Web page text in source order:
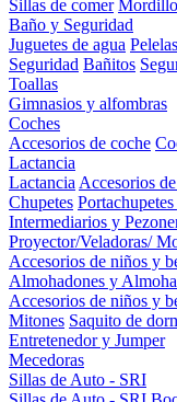
Sillas de comer
Baño y Seguridad
Juguetes de agua Pelelas
Seguridad Bañitos
Toallas
Gimnasios y alfombras
Coches
Accesorios de coche
Lactancia
Lactancia Accesorios
Chupetes
Intermediarios y
Proyector/Veladoras/
Accesorios de niños y
Almohadones y
Accesorios de niños y
Mitones Saquito de
Entretenedor y Jumper
Mecedoras
Sillas de Auto - SRI